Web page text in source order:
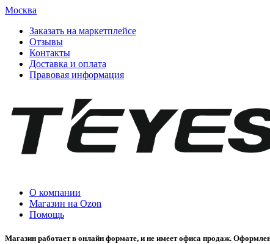
Москва
Заказать на маркетплейсе
Отзывы
Контакты
Доставка и оплата
Правовая информация
О компании
Магазин на Ozon
Помощь
Магазин работает в онлайн формате, и не имеет офиса продаж.